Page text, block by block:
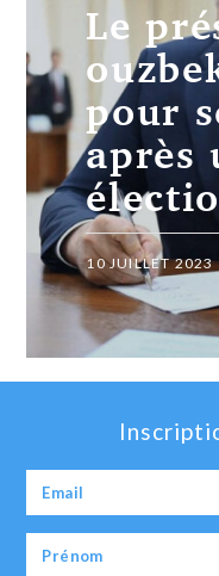
Le
pour
après
10 JUILLET 2023